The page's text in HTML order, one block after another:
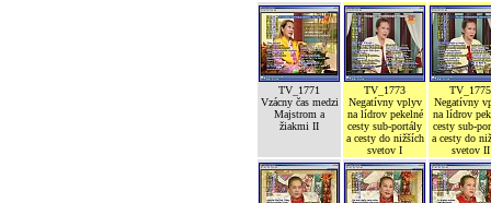
TV_1771
Vzácny čas medzi
Majstrom a
žiakmi II
TV_1773
Negatívny vplyv
na lídrov pekelné
cesty sub-portály
a cesty do nižších
svetov I
TV_1775
Negatívny
na lídrov
cesty sub-
a cesty do
svetov II